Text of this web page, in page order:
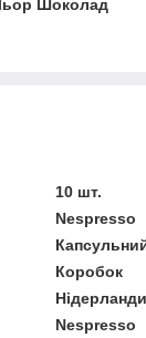
Шоколад
10 шт.
Nespresso
Коробок
Нідерланди
Nespresso